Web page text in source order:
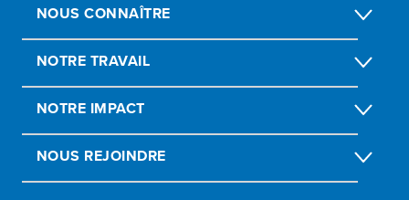
NOUS CONNAÎTRE
NOTRE TRAVAIL
NOTRE IMPACT
NOUS REJOINDRE